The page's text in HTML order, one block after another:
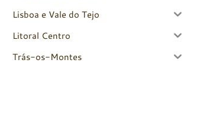
Lisboa e Vale do Tejo
Litoral Centro
Trás-os-Montes